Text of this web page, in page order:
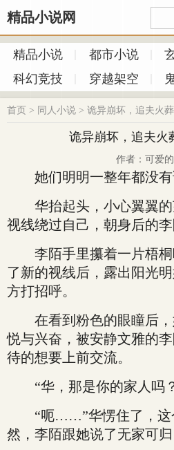
精品小说网
精品小说 都市小说
科幻竞技
穿越架空
首页 > 同人小说 > 诡异崩坏，追夫火
诡异崩坏，追夫火
作者：可爱
她们明明一整年都没有
华抬起头，小心翼翼的
视线绕过自己，朝身后的李
李陌手里攥着一片梧桐
了新的视线后，露出阳光
方打招呼。
在看到粉色的眼瞳后，
悦与兴奋，被安静文雅的
待的想要上前交流。
“华，那是你的家人吗
“呃……”华愣住了，这
然，李陌跟她说了无家可归